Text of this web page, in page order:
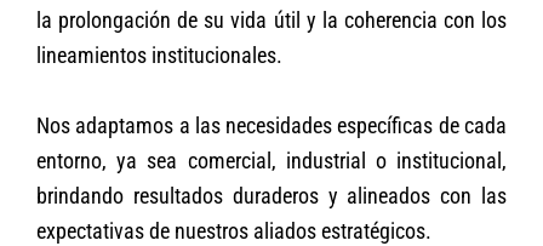
la prolongación de su vida útil y la coherencia con los
lineamientos institucionales.
Nos adaptamos a las necesidades específicas de cada
entorno, ya sea comercial, industrial o institucional,
brindando resultados duraderos y alineados con las
expectativas de nuestros aliados estratégicos.